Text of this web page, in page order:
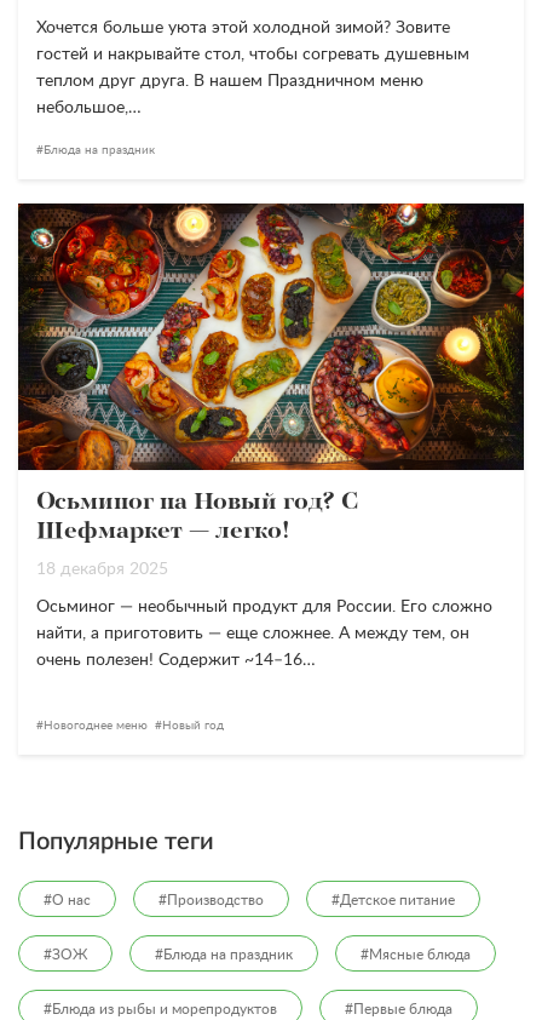
Хочется больше уюта этой холодной зимой? Зовите
гостей и накрывайте стол, чтобы согревать душевным
теплом друг друга. В нашем Праздничном меню
небольшое,…
Блюда на праздник
Осьминог на Новый год? С
Шефмаркет — легко!
18 декабря 2025
Осьминог — необычный продукт для России. Его сложно
найти, а приготовить — еще сложнее. А между тем, он
очень полезен! Содержит ~14–16…
Новогоднее меню Новый год
Популярные теги
#О нас #Производство #Детское питание
#ЗОЖ #Блюда на праздник #Мясные блюда
#Блюда из рыбы и морепродуктов #Первые блюда